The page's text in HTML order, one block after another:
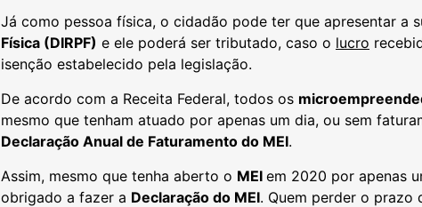
Já como pessoa física, o cidadão pode ter que apresentar a
Física (DIRPF) e ele poderá ser tributado, caso o lucro
isenção estabelecido pela legislação.
De acordo com a Receita Federal, todos os
mesmo que tenham atuado por apenas um dia, ou sem
Declaração Anual de Faturamento do MEI.
Assim, mesmo que tenha aberto o MEI em 2020 por apenas
obrigado a fazer a Declaração do MEI. Quem perder o prazo